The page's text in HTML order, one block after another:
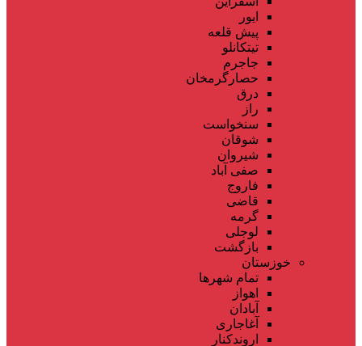
ایور
پیش قلعه
تیتکانلو
جاجرم
حصارگرمخان
درق
راز
سنخواست
شوقان
شیروان
صفی آباد
فاروج
قاضی
گرمه
لوجلی
بازگشت
خوزستان
تمام شهر‌ها
اهواز
آبادان
آغاجاری
اروندکنار